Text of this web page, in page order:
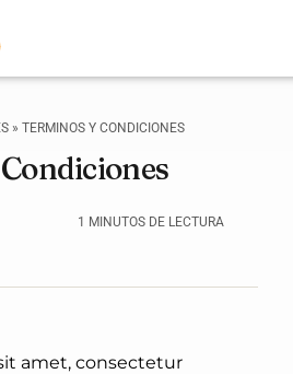
» TERMINOS Y CONDICIONES
1 MINUTOS DE LECTURA
amet, consectetur